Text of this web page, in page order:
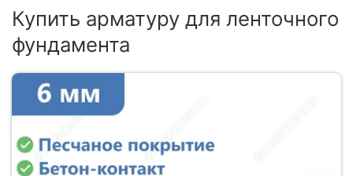
Купить арматуру для ленточного
фундамента